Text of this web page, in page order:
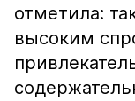
отметила:
высоким